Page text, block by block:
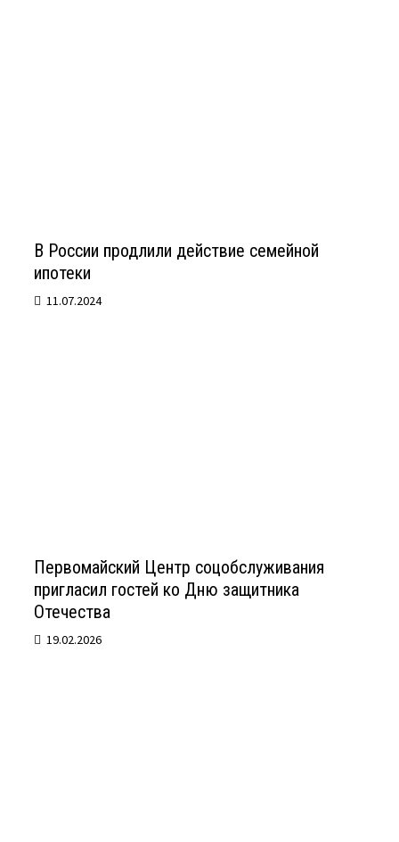
В России продлили действие семейной
ипотеки
11.07.2024
Первомайский Центр соцобслуживания
пригласил гостей ко Дню защитника
Отечества
19.02.2026